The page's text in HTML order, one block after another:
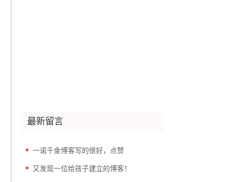
最新留言
一诺千金博客写的很好，点赞
又发现一位给孩子建立的博客！